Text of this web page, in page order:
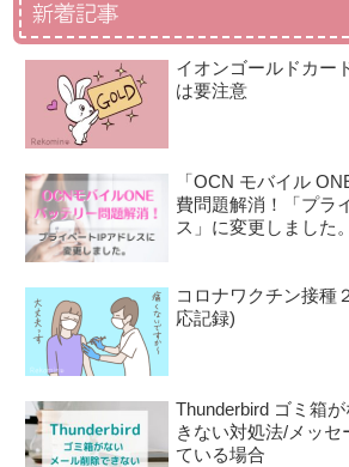
新着記事
イオンゴールドカー
は要注意
「OCN モバイル
費問題解消！「プラ
ス」に変更しました。
コロナワクチン接種
応記録)
Thunderbird ゴミ箱
きない対処法/メッセ
ている場合